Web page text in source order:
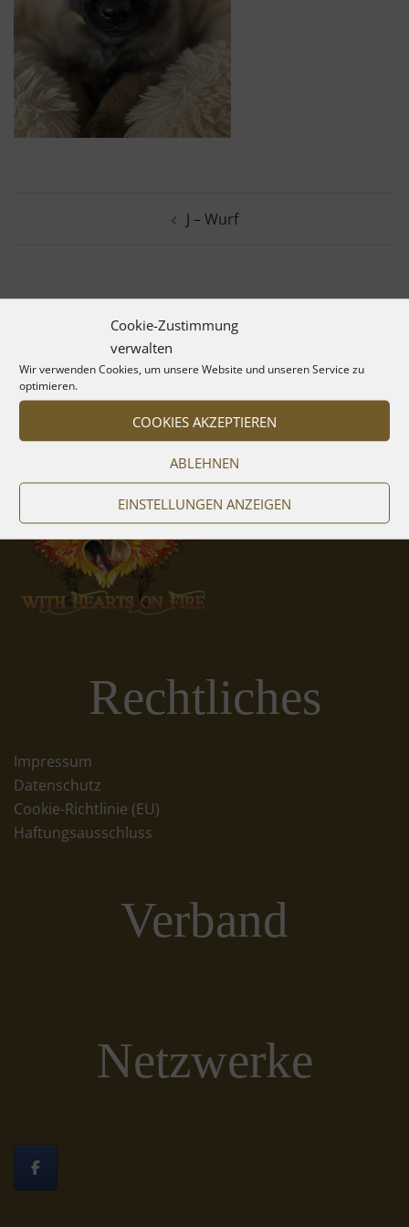
Cookie-Zustimmung
verwalten
Wir verwenden Cookies, um unsere Website und unseren Service zu
optimieren.
COOKIES AKZEPTIEREN
ABLEHNEN
EINSTELLUNGEN ANZEIGEN
J – Wurf
Rechtliches
Impressum
Datenschutz
Cookie-Richtlinie (EU)
Haftungsausschluss
Verband
Netzwerke